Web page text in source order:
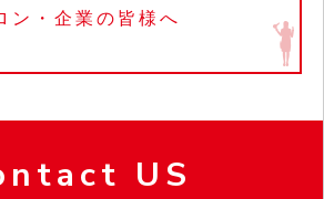
ン・企業の皆様へ
US